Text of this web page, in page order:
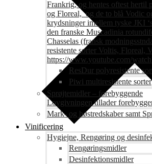
Frankrig, og hentes oftest hertil
og Floreal, og de to blå Vodic
krydsninger imellem tyske JKI
den franske Muscadinia
Chasselas (fransk
resistente sorter Voltis,
https://www.youtube.com/
ResDur polyresistente
Piwi multiresistente sorter
Sprøjtemidler – forebyggende
Lovgivningen tillader
Mark- og høstredskaber samt
Vinificering
Hygiejne, Rengøring og
Rengøringsmidler
Desinfektionsmidler